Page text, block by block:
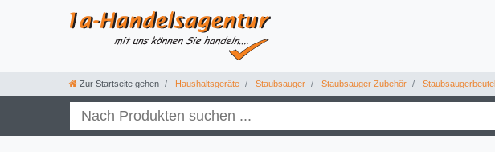
Zur Startseite gehen Haushaltsgeräte Staubsauger Staubsauger Zubehör Staubsaugerbeutel